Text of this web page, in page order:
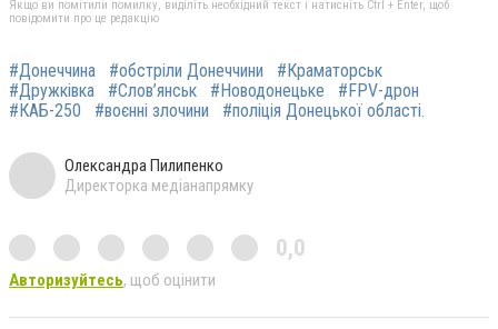
Якщо ви помітили помилку, виділіть необхідний текст і натисніть Ctrl + Enter, щоб
повідомити про це редакцію
#Донеччина #обстріли Донеччини
#Краматорськ
#Дружківка
#Слов’янськ #Новодонецьке
#FPV-дрон
#КАБ-250
#воєнні злочини #поліція Донецької області.
Олександра Пилипенко
Директорка медіанапрямку
0,0
Авторизуйтесь, щоб оцінити